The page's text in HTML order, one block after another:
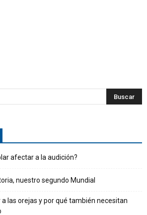
afectar a la audición?
nuestro segundo Mundial
las orejas y por qué también necesitan